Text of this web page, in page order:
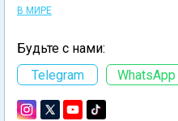
В МИРЕ
Будьте с нами:
Telegram
WhatsApp